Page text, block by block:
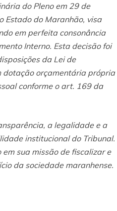
do Pleno em 29 de
Estado do Maranhão, visa
em perfeita consonância
Interno. Esta decisão foi
da Lei de
dotação orçamentária própria
conforme o art. 169 da
a legalidade e a
institucional do Tribunal.
sua missão de fiscalizar e
da sociedade maranhense.